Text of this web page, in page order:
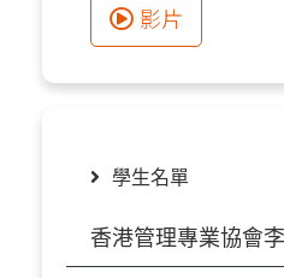
影片
學生名單
香港管理專業協會